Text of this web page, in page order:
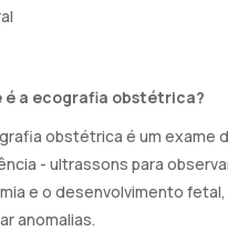
é a ecografia obstétrica?
obstétrica é um exame
- ultrassons para
e o desenvolvimento
anomalias.